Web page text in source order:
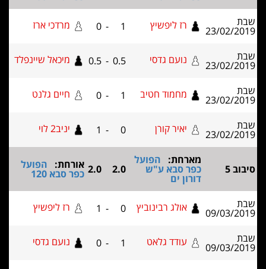
23/02/ רז ליפשיץ 1
0 מרדכי ארז
23/02/ נועם גדסי 0.5
0.5 מיכאל שיינפלד
23/02/ מחמוד חטיב 1
0 חיים גלנט
23/02/ יאיר קורן 1 יניב2 לוי
מארחת:הפועל
כפר סבא ע"ש
דורון ים
2.0
2.0 אורחת:הפועל
כפר סבא 120
09/03/ אולג רבינוביץ 0
1 רז ליפשיץ
09/03/ עודד גלאט 1
0 נועם גדסי